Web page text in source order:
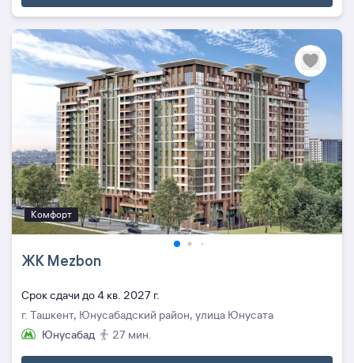
Комфорт
ЖК Mezbon
Cрок сдачи до 4 кв. 2027 г.
г. Ташкент, Юнусабадский район, улица Юнусата
Юнусабад
27 мин.